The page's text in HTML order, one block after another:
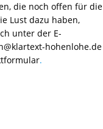
die noch offen für die
Lust dazu haben,
unter der E-
hohenlohe.de
.